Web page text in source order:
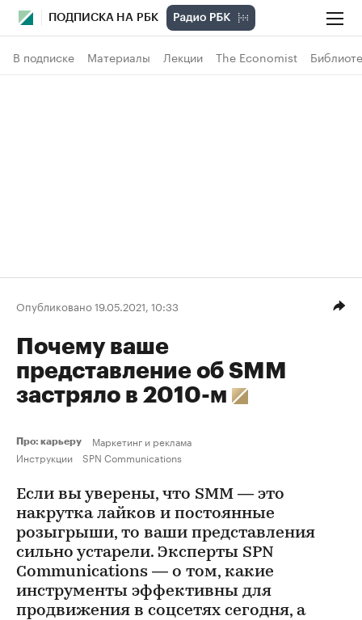
ПОДПИСКА НА РБК
В подписке Материалы Лекции The Economist
Опубликовано 19.05.2021, 10:33
Почему ваше
представление об SMM
застряло в 2010-м
Про: карьеру
Маркетинг и реклама
Инструкции
SPN Communications
Если вы уверены, что SMM — это
накрутка лайков и постоянные
розыгрыши, то ваши представления
сильно устарели. Эксперты SPN
Communications — о том, какие
инструменты эффективны для
продвижения в соцсетях сегодня, а